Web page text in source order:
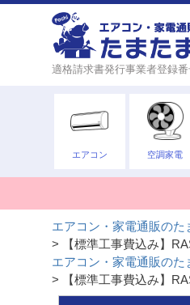
適格請求書発行事業者登録
エアコン 空調家電
エアコン・家電通販のた
【標準工事費込み】
エアコン・家電通販のた
【標準工事費込み】